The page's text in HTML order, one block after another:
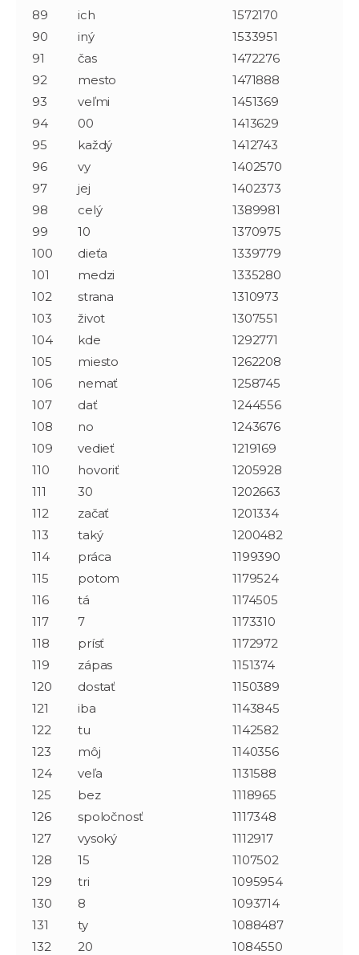
89
ich
1572170
90
iný
1533951
91
čas
1472276
92
mesto
1471888
93
veľmi
1451369
94
00
1413629
95
každý
1412743
96
vy
1402570
97
jej
1402373
98
celý
1389981
99
10
1370975
100
dieťa
1339779
101
medzi
1335280
102
strana
1310973
103
život
1307551
104
kde
1292771
105
miesto
1262208
106
nemať
1258745
107
dať
1244556
108
no
1243676
109
vedieť
1219169
110
hovoriť
1205928
111
30
1202663
112
začať
1201334
113
taký
1200482
114
práca
1199390
115
potom
1179524
116
tá
1174505
117
7
1173310
118
prísť
1172972
119
zápas
1151374
120
dostať
1150389
121
iba
1143845
122
tu
1142582
123
môj
1140356
124
veľa
1131588
125
bez
1118965
126
spoločnosť
1117348
127
vysoký
1112917
128
15
1107502
129
tri
1095954
130
8
1093714
131
ty
1088487
132
20
1084550